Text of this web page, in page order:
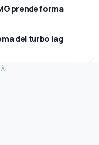
prende forma
del turbo lag